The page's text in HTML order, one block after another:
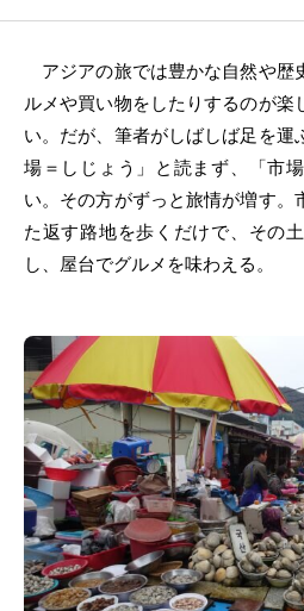
アジアの旅では豊かな自然や歴
ルメや買い物をしたりするのが楽
い。だが、筆者がしばしば足を運
場＝しじょう」と読まず、「市
い。その方がずっと旅情が増す。
た返す路地を歩くだけで、その
し、屋台でグルメを味わえる。